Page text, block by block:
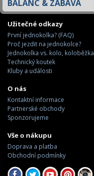
BALANC & ZÁBAVA
Užitečné odkazy
První jednokolka? (FAQ)
Proč jezdit na jednokolce?
Jednokolka vs. kolo, koloběžka
Technický koutek
Kluby a události
O nás
Kontaktní informace
Partnerské obchody
Sponzorujeme
Vše o nákupu
Doprava a platba
Obchodní podmínky